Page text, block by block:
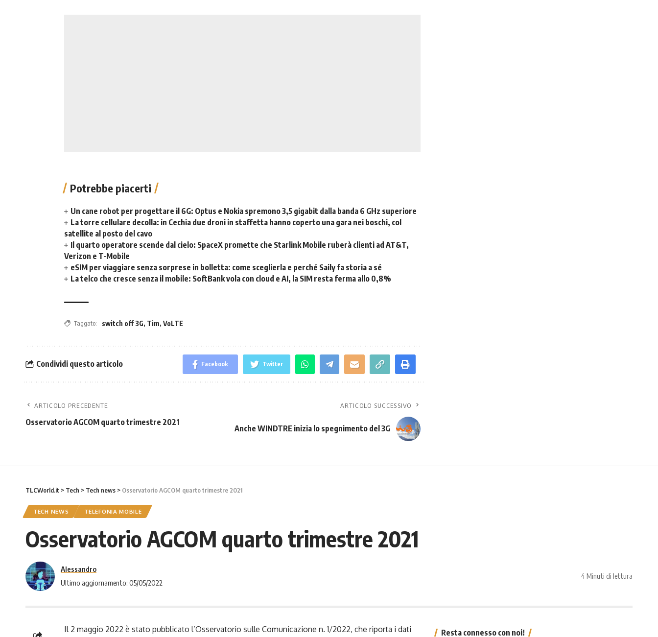
Potrebbe piacerti
Un cane robot per progettare il 6G: Optus e Nokia spremono 3,5 gigabit dalla banda 6 GHz superiore
La torre cellulare decolla: in Cechia due droni in staffetta hanno coperto una gara nei boschi, col
satellite al posto del cavo
Il quarto operatore scende dal cielo: SpaceX promette che Starlink Mobile ruberà clienti ad AT&T,
Verizon e T-Mobile
eSIM per viaggiare senza sorprese in bolletta: come sceglierla e perché Saily fa storia a sé
La telco che cresce senza il mobile: SoftBank vola con cloud e AI, la SIM resta ferma allo 0,8%
Taggato: switch off 3G, Tim, VoLTE
Condividi questo articolo Facebook Twitter
ARTICOLO PRECEDENTE
Osservatorio AGCOM quarto trimestre 2021
ARTICOLO SUCCESSIVO
Anche WINDTRE inizia lo spegnimento del 3G
TLCWorld.it > Tech > Tech news > Osservatorio AGCOM quarto trimestre 2021
TECH NEWS TELEFONIA MOBILE
Osservatorio AGCOM quarto trimestre 2021
Ultimo aggiornamento: 05/05/2022
Alessandro
4 Minuti di lettura
Il 2 maggio 2022 è stato pubblicato l’Osservatorio sulle Comunicazione n. 1/2022, che riporta i dati Resta connesso con noi!